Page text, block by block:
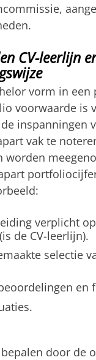
CV-leerlijn
vorm in
voorwaarde is
vak te
worden
verplicht
de CV-leerlijn).
selectie
en
door de